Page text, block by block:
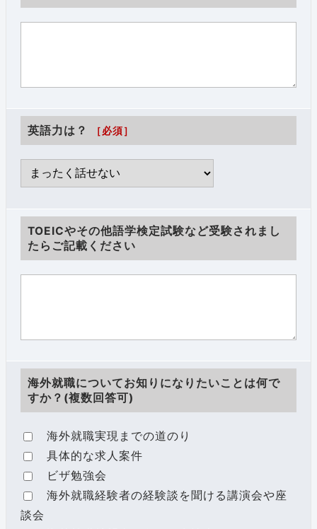
英語力は？ ［必須］
TOEICやその他語学検定試験など受験されまし
たらご記載ください
海外就職についてお知りになりたいことは何で
すか？(複数回答可)
海外就職実現までの道のり
具体的な求人案件
ビザ勉強会
海外就職経験者の経験談を聞ける講演会や座
談会